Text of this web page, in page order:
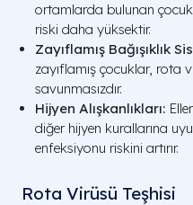
ortamlarda bulunan
riski daha yüksektir.
Zayıflamış Bağışıklık
zayıflamış çocuklar, rota
savunmasızdır.
Hijyen Alışkanlıkları:
diğer hijyen kurallarına
enfeksiyonu riskini artırır.
Rota Virüsü Teşhisi